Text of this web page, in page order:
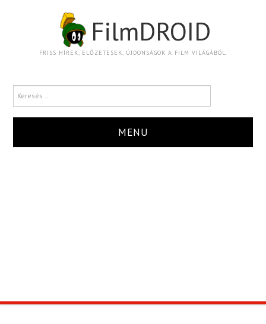
FilmDROID
FRISS HÍREK, ELŐZETESEK, ÚJDONSÁGOK A FILM VILÁGÁBÓL.
MENU